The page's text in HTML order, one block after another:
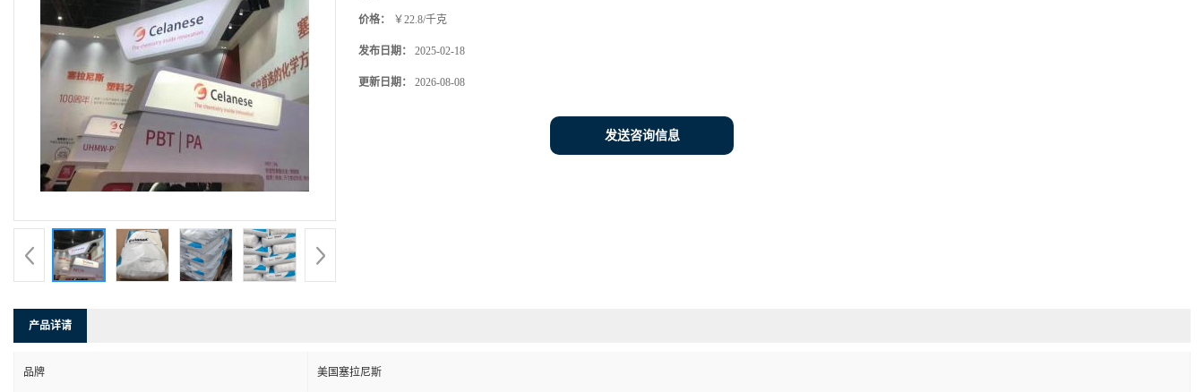
价格： ￥22.8/千克
发布日期： 2025-02-18
更新日期： 2026-08-08
发送咨询信息
产品详请
品牌 美国塞拉尼斯